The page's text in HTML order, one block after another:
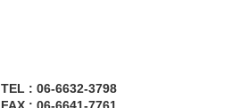
TEL : 06-6632-3798